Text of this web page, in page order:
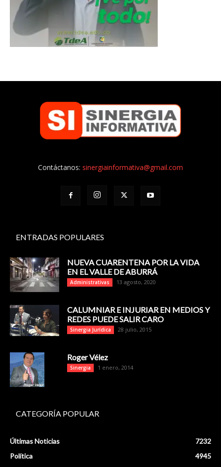
Contáctanos: sinergiainformativa@gmail.com
ENTRADAS POPULARES
NUEVA CUARENTENA POR LA VIDA
EN EL VALLE DE ABURRÁ
Administrativas 13 agosto, 2020
CALUMNIAR E INJURIAR EN MEDIOS Y
REDES PUEDE SALIR CARO
Sinergia Jurídica 28 julio, 2015
Roger Vélez
Sinergia 1 enero, 2014
CATEGORÍA POPULAR
Últimas Noticias
7232
Política
4945